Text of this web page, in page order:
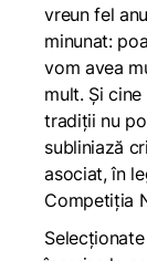
vreun fel
minunat:
vom avea
mult. Și
tradiții nu
subliniază
asociat, în
Competiția